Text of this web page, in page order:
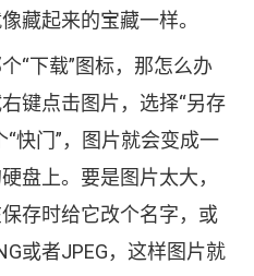
藏起来的宝藏一样。
“下载”图标，那怎么办
键点击图片，选择“另存
快门”，图片就会变成一
盘上。要是图片太大，
存时给它改个名字，或
或者JPEG，这样图片就